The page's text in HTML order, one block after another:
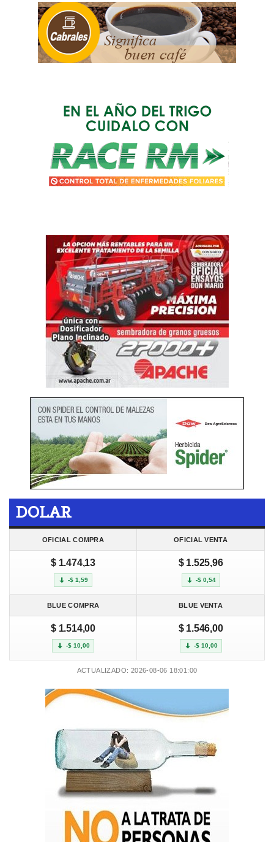
DOLAR
OFICIAL COMPRA OFICIAL VENTA
$ 1.474,13
-$ 1,59
$ 1.525,96
-$ 0,54
BLUE COMPRA BLUE VENTA
$ 1.514,00
-$ 10,00
$ 1.546,00
-$ 10,00
ACTUALIZADO: 2026-08-06 18:01:00